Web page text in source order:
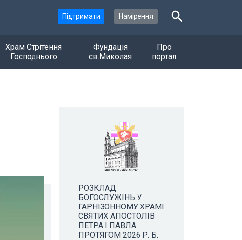
Підтримати Намірення
Храм Стрітення
Господнього
Фундація
св.Миколая
Про
портал
РОЗКЛАД
БОГОСЛУЖІНЬ У
ГАРНІЗОННОМУ ХРАМІ
СВЯТИХ АПОСТОЛІВ
ПЕТРА І ПАВЛА
ПРОТЯГОМ 2026 Р. Б.